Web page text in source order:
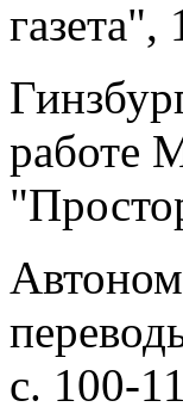
работе
с. 100-